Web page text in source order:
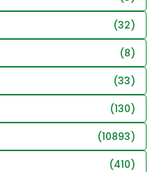
(32)
(8)
(33)
(130)
(10893)
(410)